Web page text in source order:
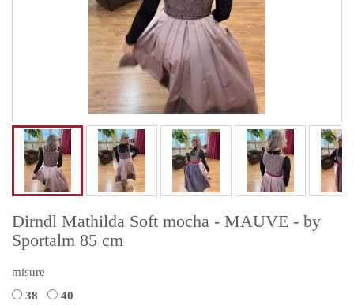
Dirndl Mathilda Soft mocha - MAUVE - by
Sportalm 85 cm
misure
38
40